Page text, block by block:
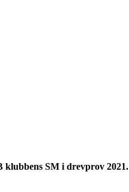
SM i drevprov 2021.